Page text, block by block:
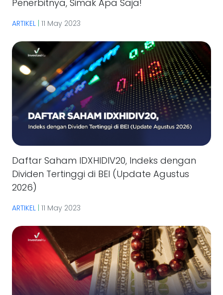
Penerbitnya, Simak Apa Saja!
ARTIKEL | 11 May 2023
Daftar Saham IDXHIDIV20, Indeks dengan
Dividen Tertinggi di BEI (Update Agustus
2026)
ARTIKEL 11 May 2023